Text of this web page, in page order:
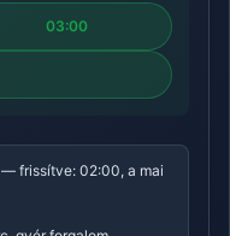
03:00
frissítve: 02:00, a mai